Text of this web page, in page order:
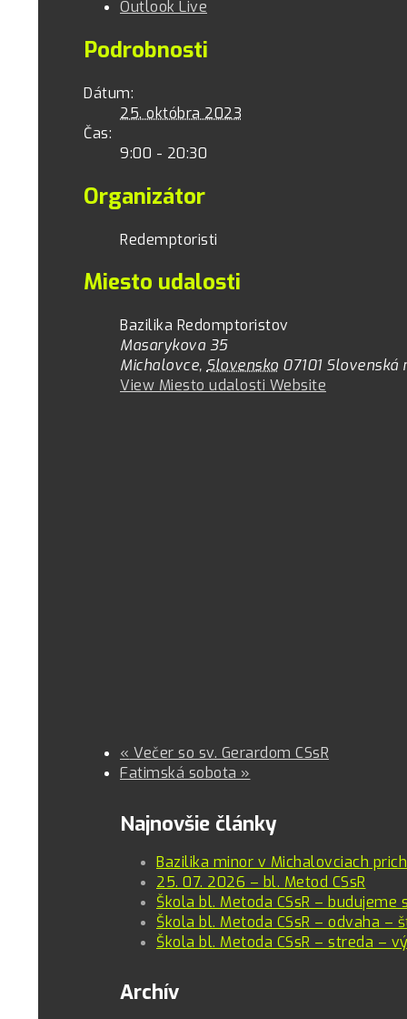
Outlook Live
Podrobnosti
Dátum:
25. októbra 2023
Čas:
9:00 - 20:30
Organizátor
Redemptoristi
Miesto udalosti
Bazilika Redomptoristov
Masarykova 35
Michalovce, Slovensko 07101 Slovenská
View Miesto udalosti Website
« Večer so sv. Gerardom CSsR
Fatimská sobota »
Najnovšie články
Bazilika minor v Michalovciach
25. 07. 2026 – bl. Metod CSsR
Škola bl. Metoda CSsR –
Škola bl. Metoda CSsR – odvaha –
Škola bl. Metoda CSsR – streda –
Archív